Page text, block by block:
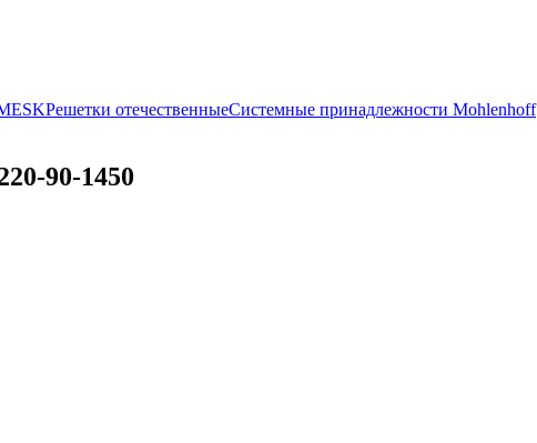
ESKРешетки отечественныеСистемные принадлежности Mohlenhoff
90-1450